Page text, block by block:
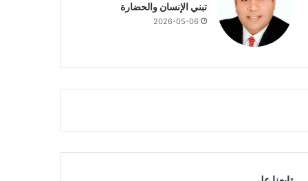
تبني الإنسان والحضارة
2026-05-06